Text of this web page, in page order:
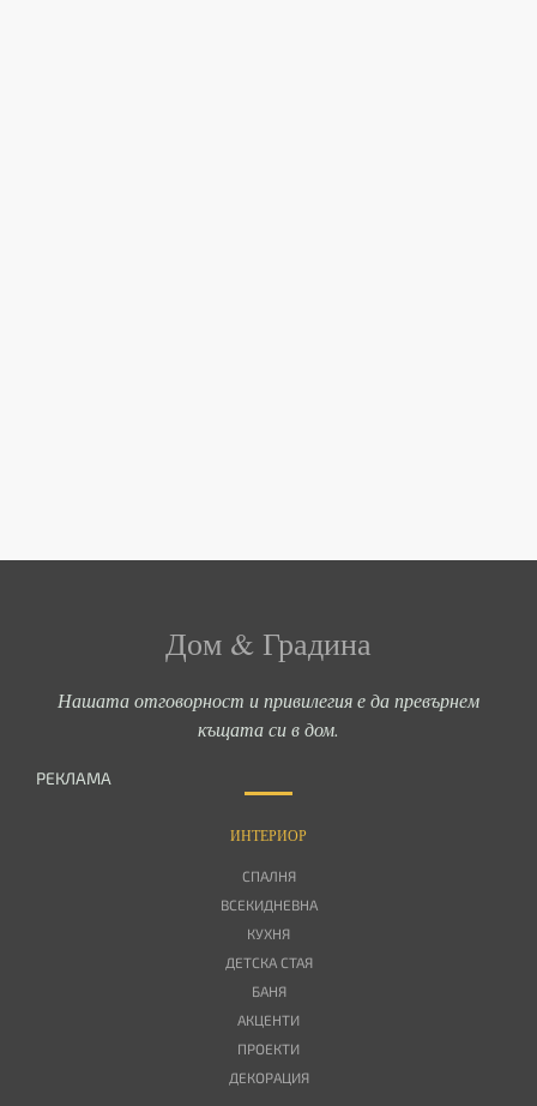
Дом & Градина
Нашата отговорност и привилегия е да превърнем
къщата си в дом.
РЕКЛАМА
ИНТЕРИОР
СПАЛНЯ
ВСЕКИДНЕВНА
КУХНЯ
ДЕТСКА СТАЯ
БАНЯ
АКЦЕНТИ
ПРОЕКТИ
ДЕКОРАЦИЯ